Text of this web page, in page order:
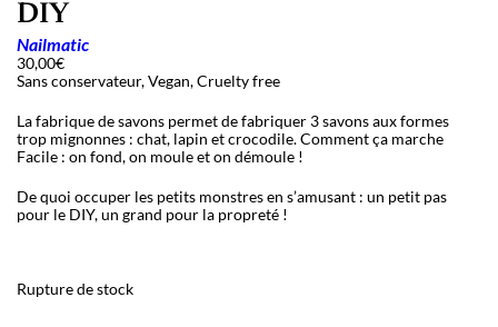
DIY
Nailmatic
30,00€
Sans conservateur, Vegan, Cruelty free
La fabrique de savons permet de fabriquer 3 savons aux formes
trop mignonnes : chat, lapin et crocodile. Comment ça marche
Facile : on fond, on moule et on démoule !
De quoi occuper les petits monstres en s’amusant : un petit pas
pour le DIY, un grand pour la propreté !
Rupture de stock